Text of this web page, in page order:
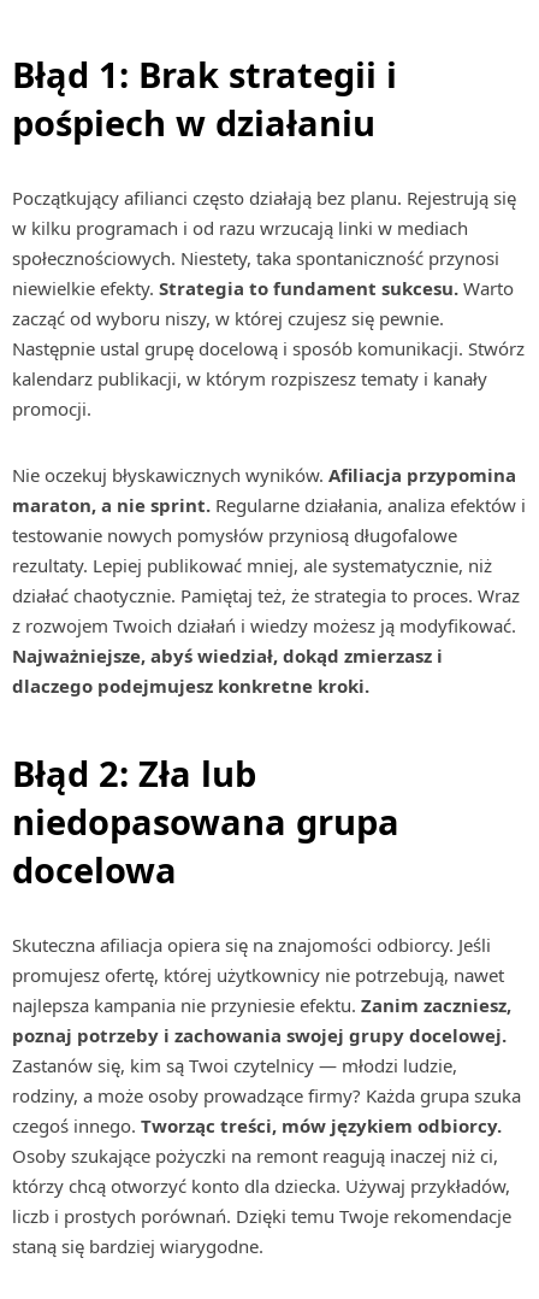
Błąd 1: Brak strategii i
pośpiech w działaniu
Początkujący afilianci często działają bez planu. Rejestrują się
w kilku programach i od razu wrzucają linki w mediach
społecznościowych. Niestety, taka spontaniczność przynosi
niewielkie efekty. Strategia to fundament sukcesu. Warto
zacząć od wyboru niszy, w której czujesz się pewnie.
Następnie ustal grupę docelową i sposób komunikacji. Stwórz
kalendarz publikacji, w którym rozpiszesz tematy i kanały
promocji.
Nie oczekuj błyskawicznych wyników. Afiliacja przypomina
maraton, a nie sprint. Regularne działania, analiza efektów i
testowanie nowych pomysłów przyniosą długofalowe
rezultaty. Lepiej publikować mniej, ale systematycznie, niż
działać chaotycznie. Pamiętaj też, że strategia to proces. Wraz
z rozwojem Twoich działań i wiedzy możesz ją modyfikować.
Najważniejsze, abyś wiedział, dokąd zmierzasz i
dlaczego podejmujesz konkretne kroki.
Błąd 2: Zła lub
niedopasowana grupa
docelowa
Skuteczna afiliacja opiera się na znajomości odbiorcy. Jeśli
promujesz ofertę, której użytkownicy nie potrzebują, nawet
najlepsza kampania nie przyniesie efektu. Zanim zaczniesz,
poznaj potrzeby i zachowania swojej grupy docelowej.
Zastanów się, kim są Twoi czytelnicy — młodzi ludzie,
rodziny, a może osoby prowadzące firmy? Każda grupa szuka
czegoś innego. Tworząc treści, mów językiem odbiorcy.
Osoby szukające pożyczki na remont reagują inaczej niż ci,
którzy chcą otworzyć konto dla dziecka. Używaj przykładów,
liczb i prostych porównań. Dzięki temu Twoje rekomendacje
staną się bardziej wiarygodne.